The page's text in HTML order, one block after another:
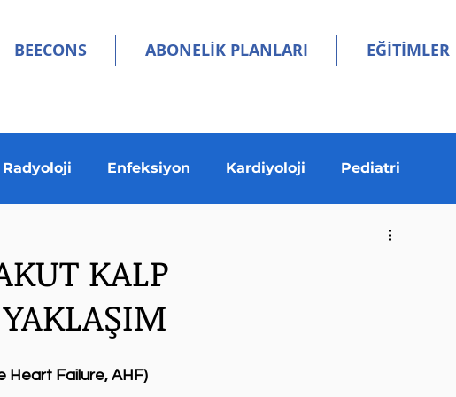
BEECONS ABONELİK PLANLARI EĞİTİMLER
Radyoloji Enfeksiyon Kardiyoloji Pediatri
KALP
Heart Failure, AHF)